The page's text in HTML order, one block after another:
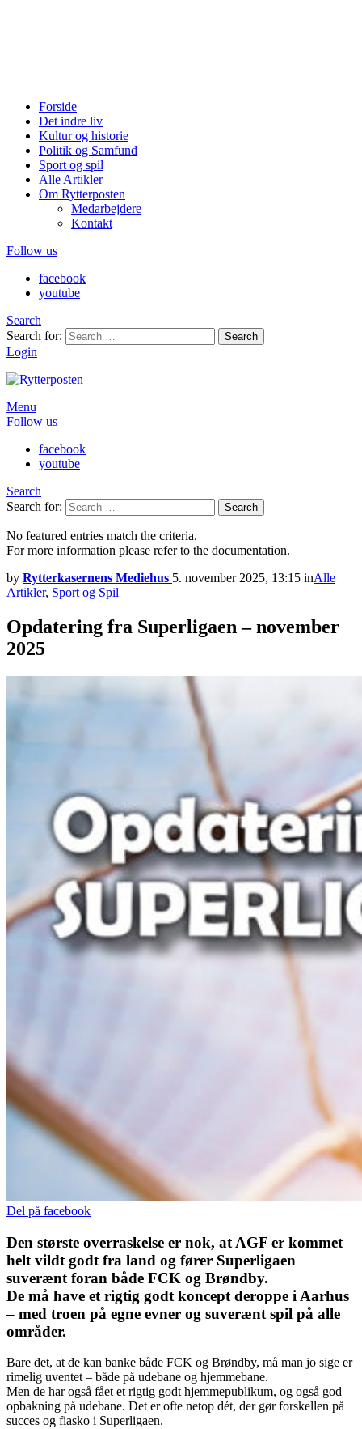
Forside
Det indre liv
Kultur og historie
Politik og Samfund
Sport og spil
Alle Artikler
Om Rytterposten
Medarbejdere
Kontakt
Follow us
facebook
youtube
Search
Search for:
Search
Login
Menu
Follow us
facebook
youtube
Search
Search for:
Search
No featured entries match the criteria.
For more information please refer to the documentation.
by Rytterkasernens Mediehus 5. november 2025, 13:15 inAlle
Artikler, Sport og Spil
Opdatering fra Superligaen – november
2025
Del på facebook
Den største overraskelse er nok, at AGF er kommet
helt vildt godt fra land og fører Superligaen
suverænt foran både FCK og Brøndby.
De må have et rigtig godt koncept deroppe i Aarhus
– med troen på egne evner og suverænt spil på alle
områder.
Bare det, at de kan banke både FCK og Brøndby, må man jo sige er
rimelig uventet – både på udebane og hjemmebane.
Men de har også fået et rigtig godt hjemmepublikum, og også god
opbakning på udebane. Det er ofte netop dét, der gør forskellen på
succes og fiasko i Superligaen.